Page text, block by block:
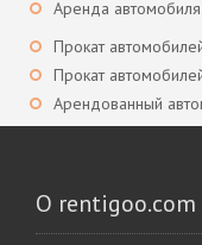
Аренда автомобиля
Прокат
Прокат
Арендованный
О rentigoo.com